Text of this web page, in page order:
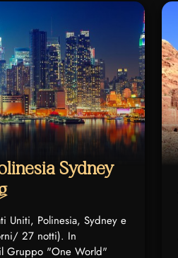
Sydney
Uniti, Polinesia, Sydney e
27 notti). In
Gruppo "One World"